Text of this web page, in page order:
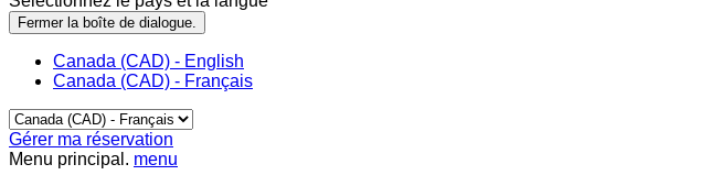
Fermer la boîte de dialogue.
Canada (CAD) - English
Canada (CAD) - Français
Gérer ma réservation
Menu principal. menu